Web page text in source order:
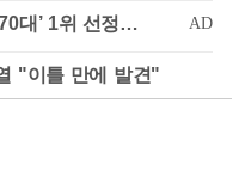
"이틀 만에 발견"